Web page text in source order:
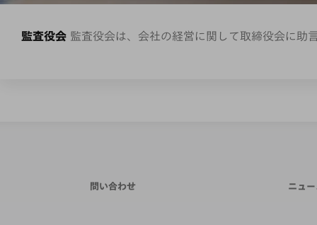
監査役会 監査役会は、会社の経営に関して取締役会に助
問い合わせ ニュ